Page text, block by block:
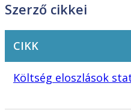
Szerző cikkei
CIKK
Költség eloszlások